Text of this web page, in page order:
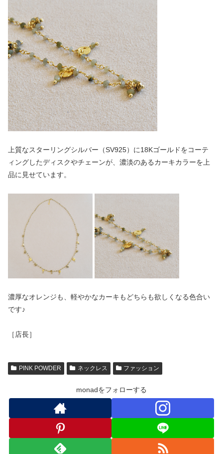
上質なスターリングシルバー（SV925）に18Kゴールドをコーテ
ィングしたディスクやチェーンが、濃淡のあるカーキカラーを上
品に見せています。
濃厚なオレンジも、軽やかなカーキもどちらも欲しくなる色合い
です♪
［店長］
PINK POWDER ネックレス ファッション
monadをフォローする